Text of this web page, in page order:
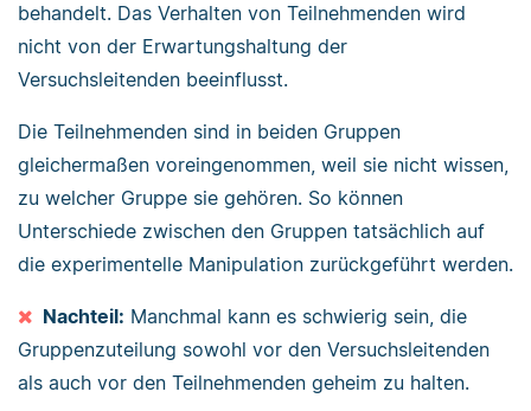
behandelt. Das Verhalten von Teilnehmenden wird
nicht von der Erwartungshaltung der
Versuchsleitenden beeinflusst.
Die Teilnehmenden sind in beiden Gruppen
gleichermaßen voreingenommen, weil sie nicht wissen,
zu welcher Gruppe sie gehören. So können
Unterschiede zwischen den Gruppen tatsächlich auf
die experimentelle Manipulation zurückgeführt werden.
Nachteil: Manchmal kann es schwierig sein, die
Gruppenzuteilung sowohl vor den Versuchsleitenden
als auch vor den Teilnehmenden geheim zu halten.